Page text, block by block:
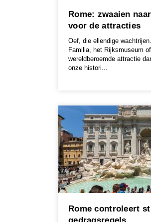
Rome: zwaaien
voor de attracties
Oef, die ellendige
Familia, het Rijksmuseum
wereldberoemde attractie
onze histori...
Rome controleert
gedragsregels